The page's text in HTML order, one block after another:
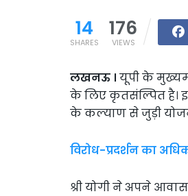
14
SHARES
176
VIEWS
लखनऊ । यूपी के
के लिए कृतसंल्पित है।
के कल्याण से जुड़ी
विरोध-प्रदर्शन का
श्री योगी ने अपने